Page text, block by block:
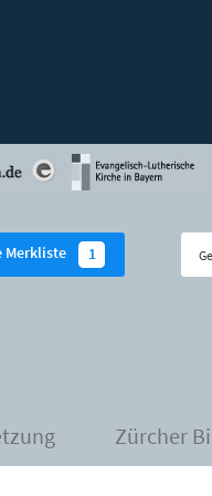
Merkliste 1
Zürcher